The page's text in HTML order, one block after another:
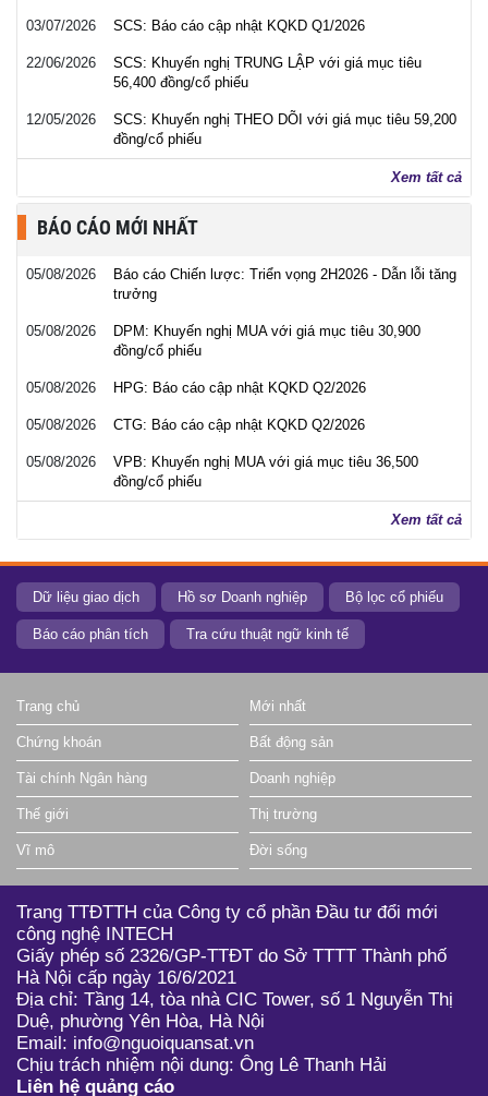
03/07/2026 SCS: Báo cáo cập nhật KQKD Q1/2026
22/06/2026
SCS: Khuyến nghị TRUNG LẬP với giá mục tiêu
56,400 đồng/cổ phiếu
12/05/2026
SCS: Khuyến nghị THEO DÕI với giá mục tiêu 59,200
đồng/cổ phiếu
Xem tất cả
BÁO CÁO MỚI NHẤT
05/08/2026
Báo cáo Chiến lược: Triển vọng 2H2026 - Dẫn lỗi tăng
trưởng
05/08/2026
DPM: Khuyến nghị MUA với giá mục tiêu 30,900
đồng/cổ phiếu
05/08/2026 HPG: Báo cáo cập nhật KQKD Q2/2026
05/08/2026 CTG: Báo cáo cập nhật KQKD Q2/2026
05/08/2026
VPB: Khuyến nghị MUA với giá mục tiêu 36,500
đồng/cổ phiếu
Xem tất cả
Dữ liệu giao dịch Hồ sơ Doanh nghiệp Bộ lọc cổ phiếu
Báo cáo phân tích Tra cứu thuật ngữ kinh tế
Trang chủ Mới nhất
Chứng khoán Bất động sản
Tài chính Ngân hàng Doanh nghiệp
Thế giới Thị trường
Vĩ mô Đời sống
Trang TTĐTTH của Công ty cổ phần Đầu tư đổi mới
công nghệ INTECH
Giấy phép số 2326/GP-TTĐT do Sở TTTT Thành phố
Hà Nội cấp ngày 16/6/2021
Địa chỉ: Tầng 14, tòa nhà CIC Tower, số 1 Nguyễn Thị
Duệ, phường Yên Hòa, Hà Nội
Email: info@nguoiquansat.vn
Chịu trách nhiệm nội dung: Ông Lê Thanh Hải
Liên hệ quảng cáo